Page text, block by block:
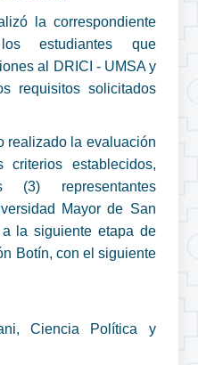
la correspondiente
estudiantes que
al DRICI - UMSA y
requisitos solicitados
realizado la evaluación
establecidos,
(3) representantes
Mayor de San
la siguiente etapa de
Botín, con el siguiente
Ciencia Política y